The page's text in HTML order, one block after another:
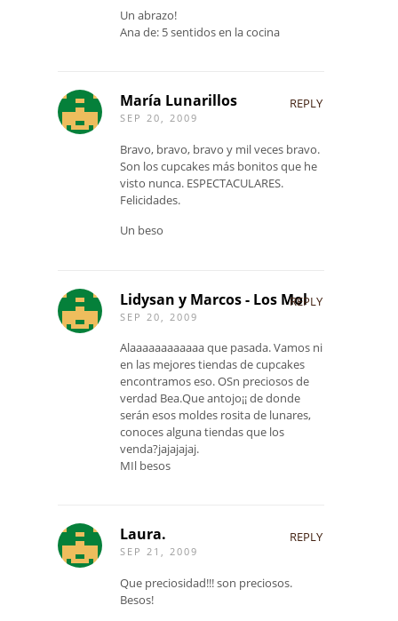
Un abrazo!
Ana de: 5 sentidos en la cocina
María Lunarillos
SEP 20, 2009
REPLY
Bravo, bravo, bravo y mil veces bravo.
Son los cupcakes más bonitos que he
visto nunca. ESPECTACULARES.
Felicidades.
Un beso
Lidysan y Marcos - Los Mol
SEP 20, 2009
REPLY
Alaaaaaaaaaaaa que pasada. Vamos ni
en las mejores tiendas de cupcakes
encontramos eso. OSn preciosos de
verdad Bea.Que antojo¡¡ de donde
serán esos moldes rosita de lunares,
conoces alguna tiendas que los
venda?jajajajaj.
MIl besos
Laura.
SEP 21, 2009
REPLY
Que preciosidad!!! son preciosos.
Besos!